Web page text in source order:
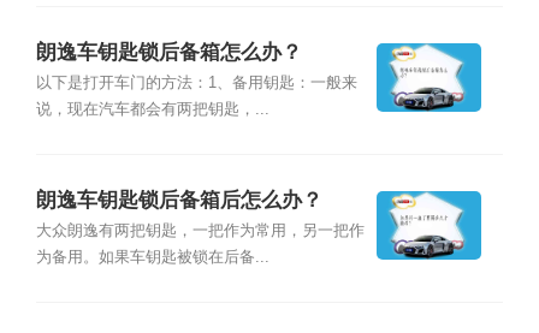
朗逸车钥匙锁后备箱怎么办？
以下是打开车门的方法：1、备用钥匙：一般来
说，现在汽车都会有两把钥匙，...
朗逸车钥匙锁后备箱后怎么办？
大众朗逸有两把钥匙，一把作为常用，另一把作
为备用。如果车钥匙被锁在后备...